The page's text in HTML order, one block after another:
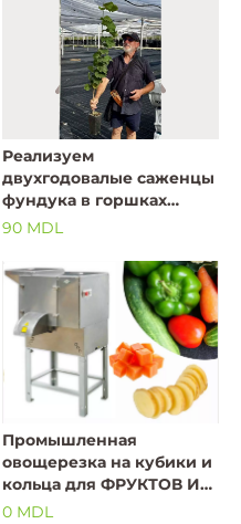
Реализуем
двухгодовалые саженцы
фундука в горшках
итальянских сортов
90 MDL
Промышленная
овощерезка на кубики и
кольца для ФРУКТОВ И
0 MDL